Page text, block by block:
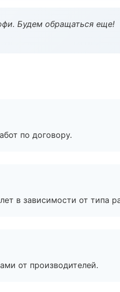
Будем обращаться еще!
по договору.
в зависимости от типа
от производителей.